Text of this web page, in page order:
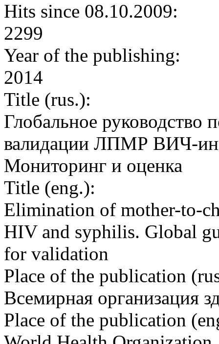
Hits since 08.10.2009:
2299
Year of the publishing:
2014
Title (rus.):
Глобальное руководство
валидации ЛПМР ВИЧ-
Мониторинг и оценка
Title (eng.):
Elimination of mother-to-
HIV and syphilis. Global
for validation
Place of the publication
Всемирная организация
Place of the publication